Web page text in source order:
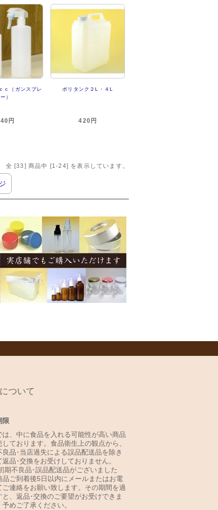
ｃ（ガンスプレ
ー）
円
ポリタンク２L・４L
420円
全 [33 ] 商品中 [1-24] を表示しています。
ついて
限
は、中に食品を入れる可能性が高い商品
しております。食品衛生上の観点から、
良品･当店過失による誤品配送品を除き
返品･交換をお受けしておりません。
期不良品･誤品配送品がございました
品ご到着後5日以内にメールまたはお電
ご連絡をお願い致します。その期間を過
と、返品･交換のご要望がお受けできま
めご了承ください。